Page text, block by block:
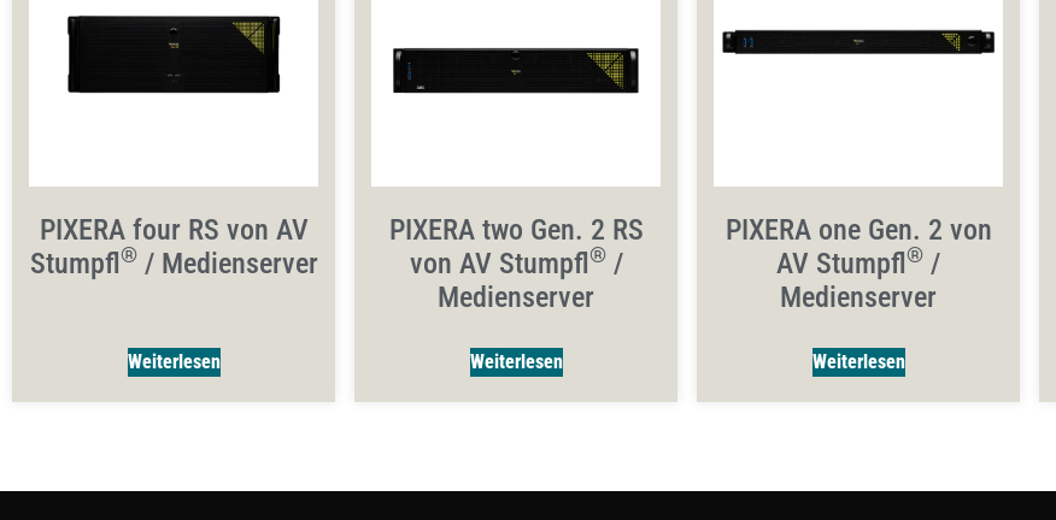
PIXERA four RS von AV
Stumpfl®/ Medienserver
Weiterlesen
PIXERA two Gen. 2 RS
von AV Stumpfl®/
Medienserver
Weiterlesen
PIXERA one Gen. 2 von
AV Stumpfl® /
Medienserver
Weiterlesen